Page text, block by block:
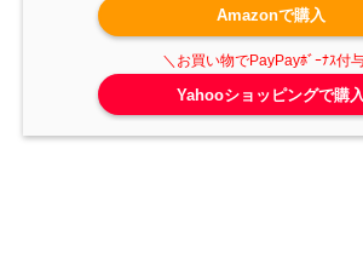
Amazonで購入
Yahooショッピングで購入